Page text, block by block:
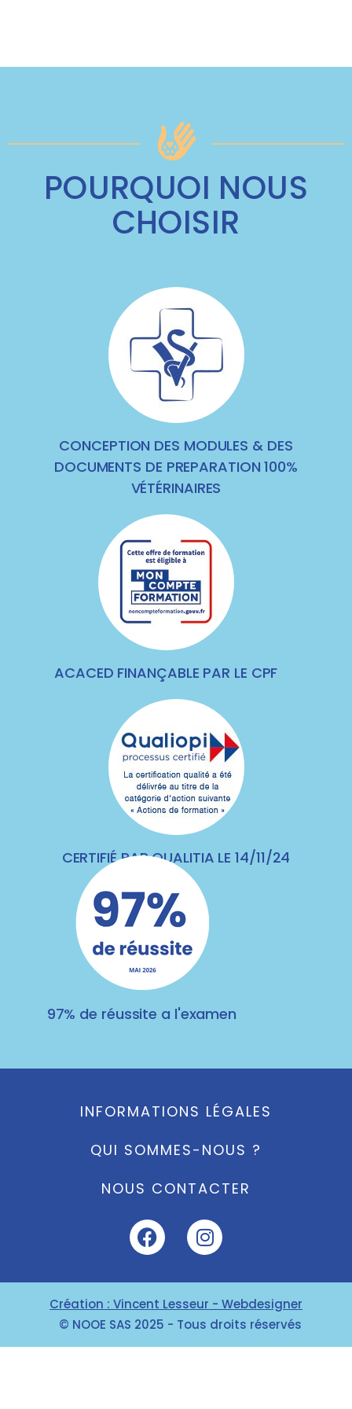
POURQUOI NOUS
CHOISIR
CONCEPTION DES MODULES & DES
DOCUMENTS DE PREPARATION 100%
VÉTÉRINAIRES
ACACED FINANÇABLE PAR LE CPF
CERTIFIÉ PAR QUALITIA LE 14/11/24
97% de réussite a l'examen
INFORMATIONS LÉGALES
QUI SOMMES-NOUS ?
NOUS CONTACTER
Création : Vincent Lesseur - Webdesigner
© NOOE SAS 2025 - Tous droits réservés